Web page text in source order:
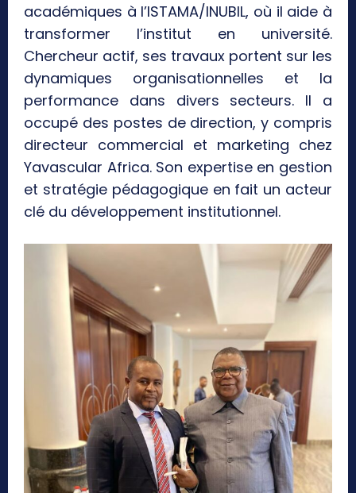
académiques à l’ISTAMA/INUBIL, où il aide à
transformer l’institut en université.
Chercheur actif, ses travaux portent sur les
dynamiques organisationnelles et la
performance dans divers secteurs. Il a
occupé des postes de direction, y compris
directeur commercial et marketing chez
Yavascular Africa. Son expertise en gestion
et stratégie pédagogique en fait un acteur
clé du développement institutionnel.